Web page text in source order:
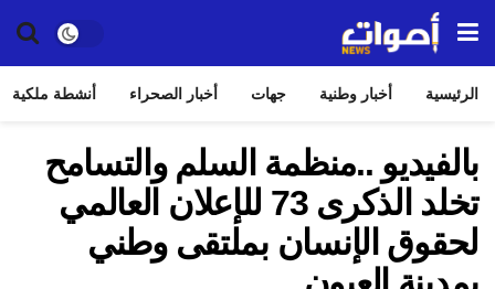
الرئيسية أخبار وطنية جهات أخبار الصحراء أنشطة ملكية
بالفيديو ..‎منظمة السلم والتسامح
تخلد الذكرى 73 للإعلان العالمي
لحقوق الإنسان بملتقى وطني